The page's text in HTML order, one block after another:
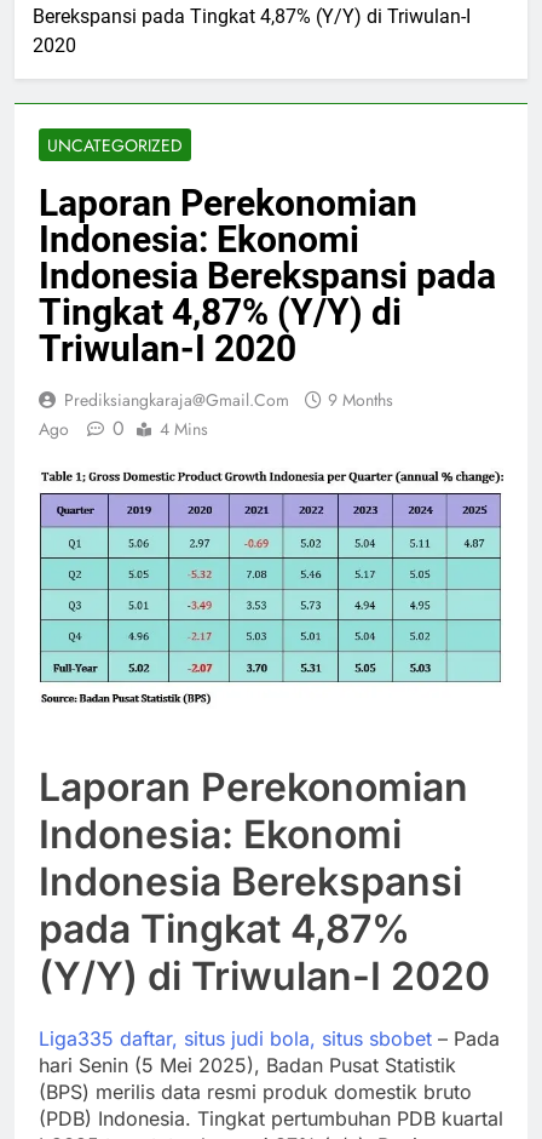
Berekspansi pada Tingkat 4,87% (Y/Y) di Triwulan-I
2020
UNCATEGORIZED
Laporan Perekonomian
Indonesia: Ekonomi
Indonesia Berekspansi pada
Tingkat 4,87% (Y/Y) di
Triwulan-I 2020
Prediksiangkaraja@gmail.com
9 Months
Ago
0 4 Mins
Laporan Perekonomian
Indonesia: Ekonomi
Indonesia Berekspansi
pada Tingkat 4,87%
(Y/Y) di Triwulan-I 2020
Liga335 daftar, situs judi bola, situs sbobet – Pada
hari Senin (5 Mei 2025), Badan Pusat Statistik
(BPS) merilis data resmi produk domestik bruto
(PDB) Indonesia. Tingkat pertumbuhan PDB kuartal